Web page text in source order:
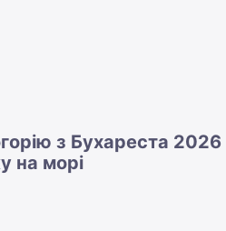
з Бухареста
на морі